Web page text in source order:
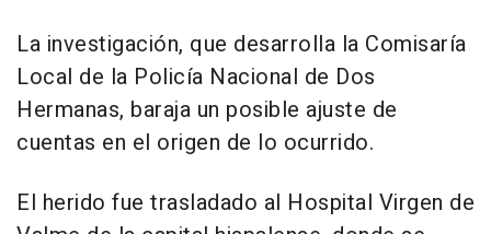
La investigación, que desarrolla la Comisaría
Local de la Policía Nacional de Dos
Hermanas, baraja un posible ajuste de
cuentas en el origen de lo ocurrido.
El herido fue trasladado al Hospital Virgen de